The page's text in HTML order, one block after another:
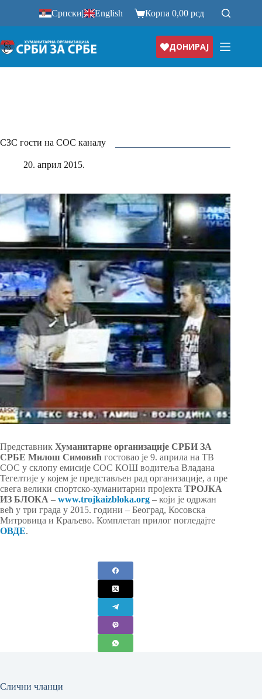
Српски| English Корпа0,00рсд
ДОНИРАЈ
СЗС гости на СОС каналу
20. април 2015.
Представник Хуманитарне организације СРБИ ЗА
СРБЕ Милош Симовић гостовао је 9. априла на ТВ
СОС у склопу емисије СОС КОШ водитеља Владана
Тегелтије у којем је представљен рад организације, а пре
свега велики спортско-хуманитарни пројекта ТРОЈКА
ИЗ БЛОКА – www.trojkaizbloka.org – који је одржан
већ у три града у 2015. години – Београд, Косовска
Митровица и Краљево. Комплетан прилог погледајте
ОВДЕ.
Слични чланци